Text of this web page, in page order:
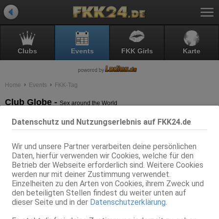
Datenschutz und Nutzungserlebnis auf FKK24.de
Wir und unsere Partner verarbeiten deine persönlichen
Daten, hierfür verwenden wir Cookies, welche für den
Betrieb der Webseite erforderlich sind. Weitere Cookies
werden nur mit deiner Zustimmung verwendet.
Einzelheiten zu den Arten von Cookies, ihrem Zweck und
den beteiligten Stellen findest du weiter unten auf
dieser Seite und in der Datenschutzerklärung.
Clubs Events FKK Girls Karte
Home Events FKK-Tag
Club Globe - Sex around the World
FKK-Tag